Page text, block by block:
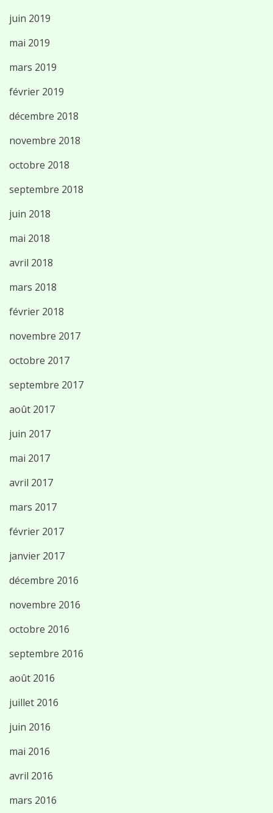
juin 2019
mai 2019
mars 2019
février 2019
décembre 2018
novembre 2018
octobre 2018
septembre 2018
juin 2018
mai 2018
avril 2018
mars 2018
février 2018
novembre 2017
octobre 2017
septembre 2017
août 2017
juin 2017
mai 2017
avril 2017
mars 2017
février 2017
janvier 2017
décembre 2016
novembre 2016
octobre 2016
septembre 2016
août 2016
juillet 2016
juin 2016
mai 2016
avril 2016
mars 2016